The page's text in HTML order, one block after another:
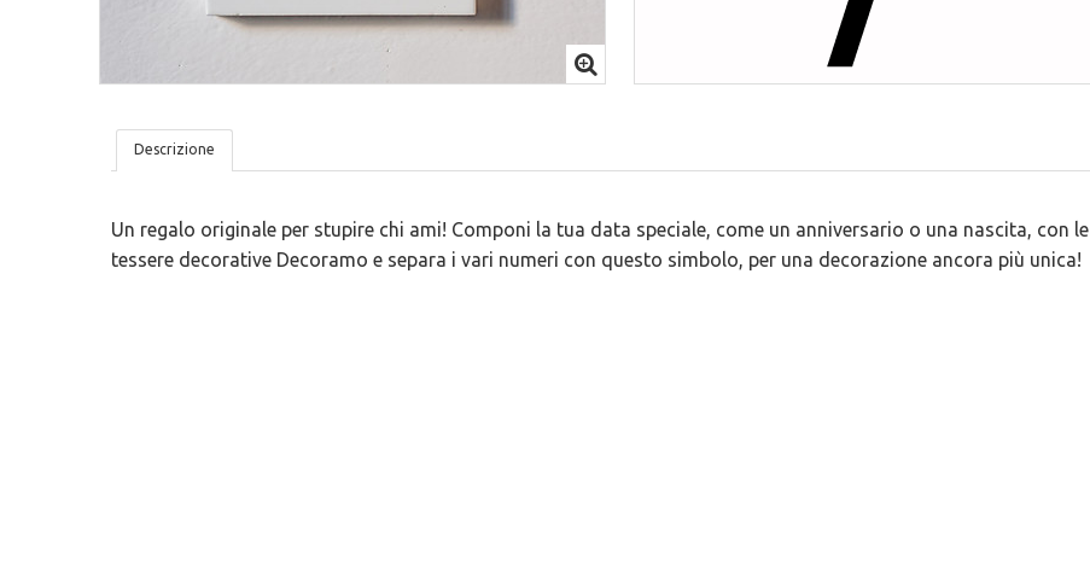
Ironici
Descrizione
Un regalo originale per stupire chi ami! Componi la tua data speciale, come un anniversario o una nascita, con le
tessere decorative Decoramo e separa i vari numeri con questo simbolo, per una decorazione ancora più unica!